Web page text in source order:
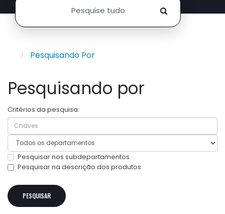
Pesquisando Por
Pesquisando por
Critérios da pesquisa:
Pesquisar nos subdepartamentos
Pesquisar na descrição dos produtos